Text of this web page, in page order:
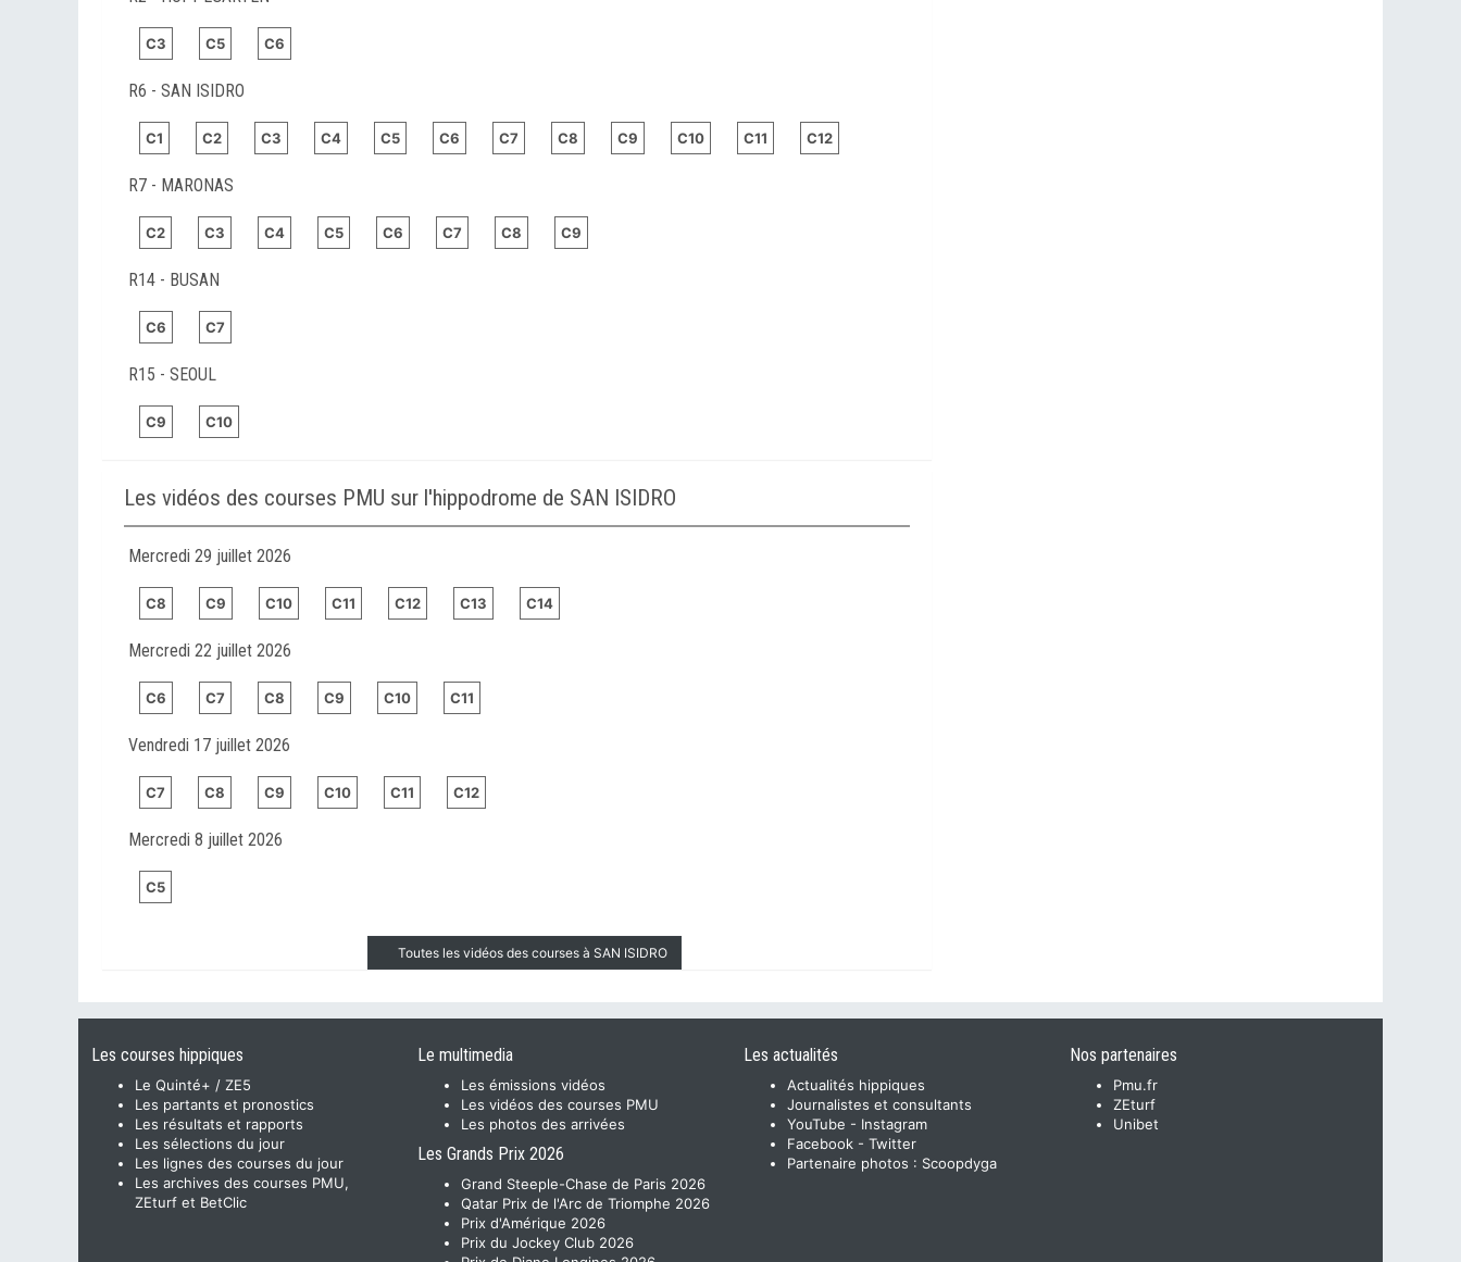
C3 C5 C6
R6 - SAN ISIDRO
C1 C2 C3 C4 C5 C6 C7 C8 C9 C10 C11 C12
R7 - MARONAS
C2 C3 C4 C5 C6 C7 C8 C9
R14 - BUSAN
C6 C7
R15 - SEOUL
C9 C10
Les vidéos des courses PMU sur l'hippodrome de SAN ISIDRO
Mercredi 29 juillet 2026
C8 C9 C10 C11 C12 C13 C14
Mercredi 22 juillet 2026
C6 C7 C8 C9 C10 C11
Vendredi 17 juillet 2026
C7 C8 C9 C10 C11 C12
Mercredi 8 juillet 2026
C5
Toutes les vidéos des courses à SAN ISIDRO
Les courses hippiques
Le Quinté+ / ZE5
Les partants et pronostics
Les résultats et rapports
Les sélections du jour
Les lignes des courses du jour
Les archives des courses PMU,
ZEturf et BetClic
Le multimedia
Les émissions vidéos
Les vidéos des courses PMU
Les photos des arrivées
Les Grands Prix 2026
Grand Steeple-Chase de Paris 2026
Qatar Prix de l'Arc de Triomphe 2026
Prix d'Amérique 2026
Prix du Jockey Club 2026
Les actualités
Actualités hippiques
Journalistes et consultants
YouTube - Instagram
Facebook - Twitter
Partenaire photos : Scoopdyga
Nos partenaires
Pmu.fr
ZEturf
Unibet